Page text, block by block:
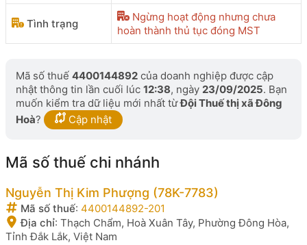
Tình trạng
Ngừng hoạt động nhưng chưa
hoàn thành thủ tục đóng MST
Mã số thuế 4400144892 của doanh nghiệp được cập
nhật thông tin lần cuối lúc 12:38, ngày 23/09/2025. Bạn
muốn kiểm tra dữ liệu mới nhất từĐội Thuế thị xã Đông
Hoà? Cập nhật
Mã số thuế chi nhánh
Nguyễn Thị Kim Phượng (78K-7783)
Mã số thuế: 4400144892-201
Địa chỉ: Thạch Chẩm, Hoà Xuân Tây, Phường Đông Hòa,
Tỉnh Đắk Lắk, Việt Nam